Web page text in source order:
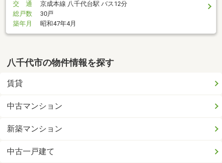
交 通
京成本線 八千代台駅 バス12分
総戸数
30戸
築年月
昭和47年4月
八千代市の物件情報を探す
賃貸
中古マンション
新築マンション
中古一戸建て